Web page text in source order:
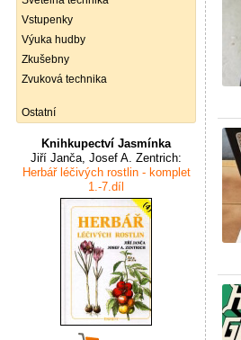
Vstupenky
Výuka hudby
Zkušebny
Zvuková technika
Ostatní
Knihkupectví Jasmínka
Jiří Janča, Josef A. Zentrich:
Herbář léčivých rostlin - komplet
1.-7.díl